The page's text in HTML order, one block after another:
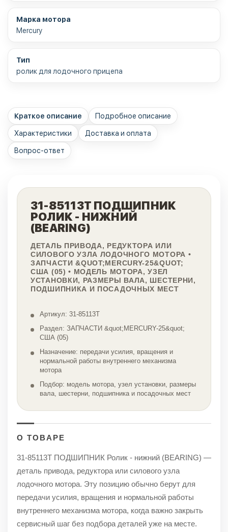
Марка мотора
Mercury
Тип
ролик для лодочного прицепа
Краткое описание Подробное описание
Характеристики Доставка и оплата
Вопрос-ответ
31-85113T ПОДШИПНИК
РОЛИК - НИЖНИЙ
(BEARING)
ДЕТАЛЬ ПРИВОДА, РЕДУКТОРА ИЛИ
СИЛОВОГО УЗЛА ЛОДОЧНОГО МОТОРА •
ЗАПЧАСТИ &QUOT;MERCURY-25&QUOT;
США (05) • МОДЕЛЬ МОТОРА, УЗЕЛ
УСТАНОВКИ, РАЗМЕРЫ ВАЛА, ШЕСТЕРНИ,
ПОДШИПНИКА И ПОСАДОЧНЫХ МЕСТ
Артикул: 31-85113T
Раздел: ЗАПЧАСТИ &quot;MERCURY-25&quot;
США (05)
Назначение: передачи усилия, вращения и
нормальной работы внутреннего механизма
мотора
Подбор: модель мотора, узел установки, размеры
вала, шестерни, подшипника и посадочных мест
О ТОВАРЕ
31-85113T ПОДШИПНИК Ролик - нижний (BEARING) —
деталь привода, редуктора или силового узла
лодочного мотора. Эту позицию обычно берут для
передачи усилия, вращения и нормальной работы
внутреннего механизма мотора, когда важно закрыть
сервисный шаг без подбора деталей уже на месте.